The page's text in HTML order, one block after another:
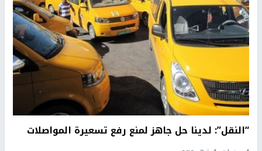
“النقل”: لدينا حل جاهز لمنع رفع تسعيرة المواصلات